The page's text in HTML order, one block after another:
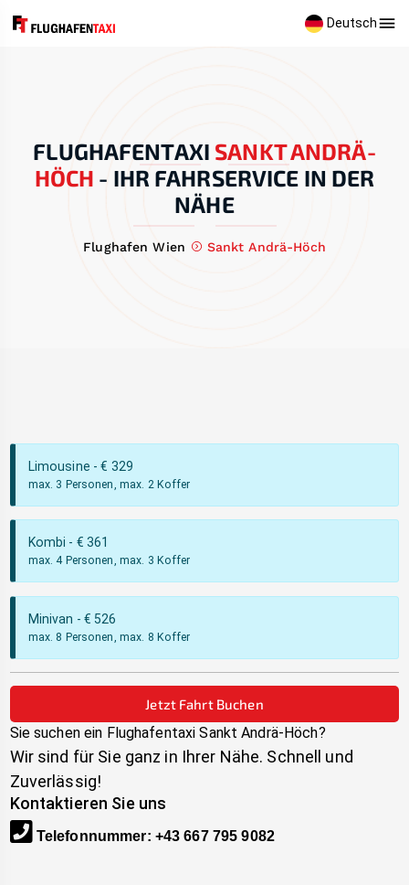
Deutsch
FLUGHAFENTAXI SANKT ANDRÄ-
HÖCH - IHR FAHRSERVICE IN DER
NÄHE
Flughafen Wien Sankt Andrä-Höch
Limousine - € 329
max. 3 Personen, max. 2 Koffer
Kombi - € 361
max. 4 Personen, max. 3 Koffer
Minivan - € 526
max. 8 Personen, max. 8 Koffer
Jetzt Fahrt Buchen
Sie suchen ein Flughafentaxi Sankt Andrä-Höch?
Wir sind für Sie ganz in Ihrer Nähe. Schnell und
Zuverlässig!
Kontaktieren Sie uns
Telefonnummer: +43 667 795 9082